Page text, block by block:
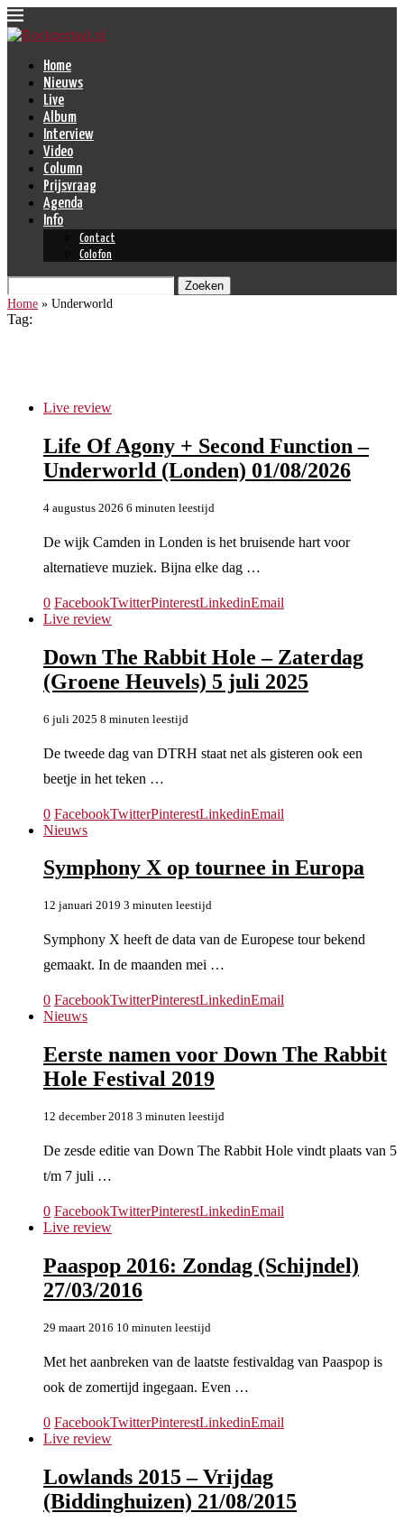
Home
Nieuws
Live
Album
Interview
Video
Column
Prijsvraag
Agenda
Info
Contact
Colofon
Zoeken
Home » Underworld
Tag:
Live review
Life Of Agony + Second Function –
Underworld (Londen) 01/08/2026
4 augustus 2026 6 minuten leestijd
De wijk Camden in Londen is het bruisende hart voor
alternatieve muziek. Bijna elke dag …
0 FacebookTwitterPinterestLinkedinEmail
Live review
Down The Rabbit Hole – Zaterdag
(Groene Heuvels) 5 juli 2025
6 juli 2025 8 minuten leestijd
De tweede dag van DTRH staat net als gisteren ook een
beetje in het teken …
0 FacebookTwitterPinterestLinkedinEmail
Nieuws
Symphony X op tournee in Europa
12 januari 2019 3 minuten leestijd
Symphony X heeft de data van de Europese tour bekend
gemaakt. In de maanden mei …
0 FacebookTwitterPinterestLinkedinEmail
Nieuws
Eerste namen voor Down The Rabbit
Hole Festival 2019
12 december 2018 3 minuten leestijd
De zesde editie van Down The Rabbit Hole vindt plaats van 5
t/m 7 juli …
0 FacebookTwitterPinterestLinkedinEmail
Live review
Paaspop 2016: Zondag (Schijndel)
27/03/2016
29 maart 2016 10 minuten leestijd
Met het aanbreken van de laatste festivaldag van Paaspop is
ook de zomertijd ingegaan. Even …
0 FacebookTwitterPinterestLinkedinEmail
Live review
Lowlands 2015 – Vrijdag
(Biddinghuizen) 21/08/2015